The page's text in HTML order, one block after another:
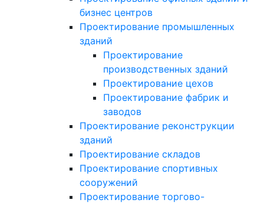
бизнес центров
Проектирование промышленных
зданий
Проектирование
производственных зданий
Проектирование цехов
Проектирование фабрик и
заводов
Проектирование реконструкции
зданий
Проектирование складов
Проектирование спортивных
сооружений
Проектирование торгово-